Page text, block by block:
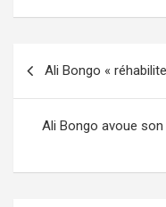
de
l’article
Ali Bongo «
Ali Bongo avoue